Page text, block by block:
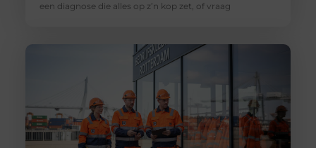
een diagnose die alles op z’n kop zet, of vraag